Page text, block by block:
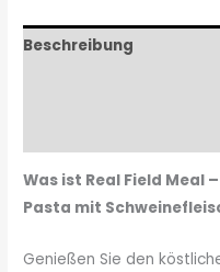
Beschreibung
Was ist Real Field Meal
Pasta mit
Genießen Sie den